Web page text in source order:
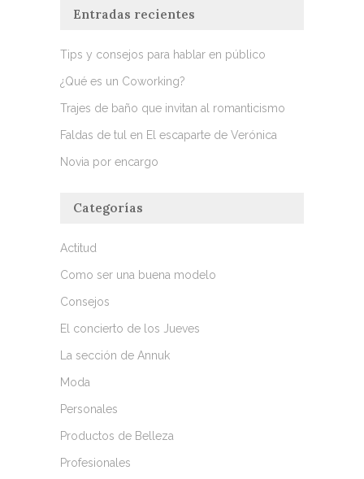
Entradas recientes
Tips y consejos para hablar en público
¿Qué es un Coworking?
Trajes de baño que invitan al romanticismo
Faldas de tul en El escaparte de Verónica
Novia por encargo
Categorías
Actitud
Como ser una buena modelo
Consejos
El concierto de los Jueves
La sección de Annuk
Moda
Personales
Productos de Belleza
Profesionales